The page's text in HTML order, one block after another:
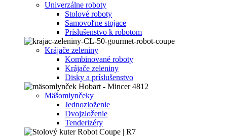
Univerzálne roboty
Stolové roboty
Samovoľne stojace
Príslušenstvo k robotom
Krájače zeleniny
Kombinované roboty
Krájače zeleniny
Disky a príslušenstvo
Mäšomlynčeky
Jednozloženie
Dvojzloženie
Tenderizéry